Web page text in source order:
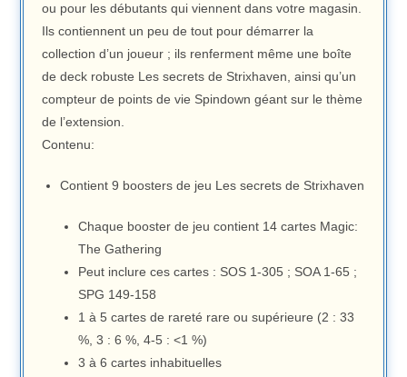
ou pour les débutants qui viennent dans votre magasin.
Ils contiennent un peu de tout pour démarrer la
collection d’un joueur ; ils renferment même une boîte
de deck robuste Les secrets de Strixhaven, ainsi qu’un
compteur de points de vie Spindown géant sur le thème
de l’extension.
Contenu:
Contient 9 boosters de jeu Les secrets de Strixhaven
Chaque booster de jeu contient 14 cartes Magic:
The Gathering
Peut inclure ces cartes : SOS 1-305 ; SOA 1-65 ;
SPG 149-158
1 à 5 cartes de rareté rare ou supérieure (2 : 33
%, 3 : 6 %, 4-5 : <1 %)
3 à 6 cartes inhabituelles